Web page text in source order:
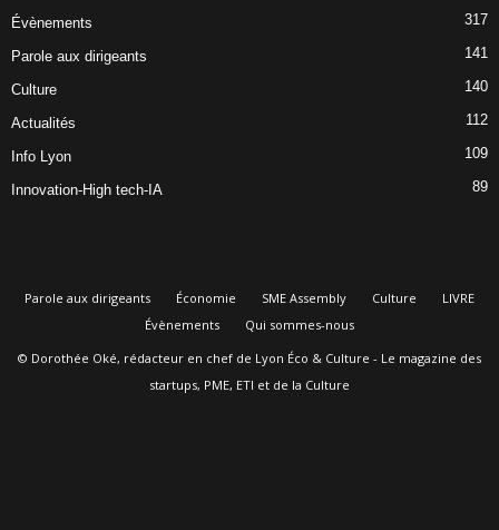
Évènements 317
Parole aux dirigeants 141
Culture 140
Actualités 112
Info Lyon 109
Innovation-High tech-IA 89
Parole aux dirigeants Économie SME Assembly Culture
LIVRE
Évènements
Qui sommes-nous
© Dorothée Oké, rédacteur en chef de Lyon Éco & Culture - Le magazine des
startups, PME, ETI et de la Culture